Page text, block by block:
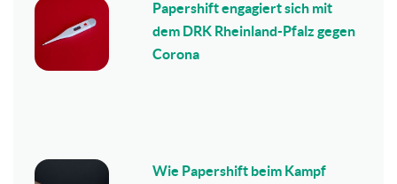
Papershift engagiert sich mit
dem DRK Rheinland-Pfalz gegen
Corona
Wie Papershift beim Kampf